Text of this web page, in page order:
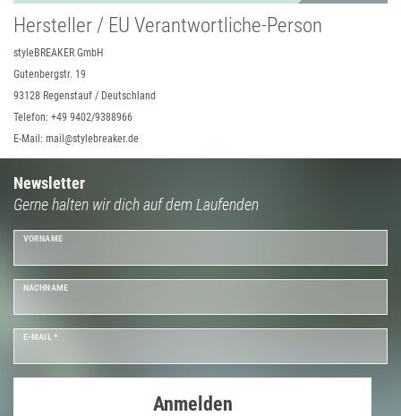
Hersteller / EU Verantwortliche-Person
styleBREAKER GmbH
Gutenbergstr. 19
93128 Regenstauf / Deutschland
Telefon: +49 9402/9388966
E-Mail: mail@stylebreaker.de
Newsletter
Gerne halten wir dich auf dem Laufenden
VORNAME
NACHNAME
E-MAIL *
Anmelden